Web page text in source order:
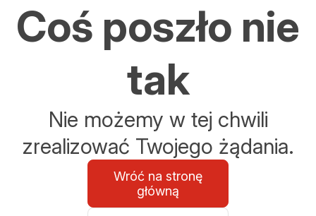
Coś poszło nie
tak
Nie możemy w tej chwili
zrealizować Twojego żądania.
Wróć na stronę
główną